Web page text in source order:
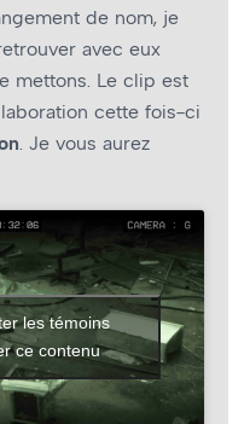
de nom, je
avec eux
mettons. Le clip est
cette fois-ci
. Je vous aurez
les témoins
ce contenu